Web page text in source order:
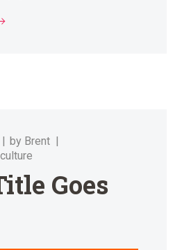
by Brent
Goes